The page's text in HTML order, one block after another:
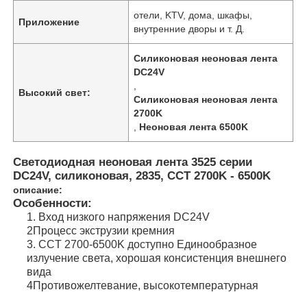
Приложение
отели, KTV, дома, шкафы,
внутренние дворы и т. Д.
Высокий свет:
Силиконовая неоновая лента
DC24V
Силиконовая неоновая лента
2700K
Неоновая лента 6500K
Светодиодная неоновая лента 3525 серии
DC24V, силиконовая, 2835, CCT 2700K - 6500K
описание:
Особенности:
1. Вход низкого напряжения DC24V
2Процесс экструзии кремния
3. CCT 2700-6500K доступно Единообразное
излучение света, хорошая консистенция внешнего
вида
4Противожелтевание, высокотемпературная